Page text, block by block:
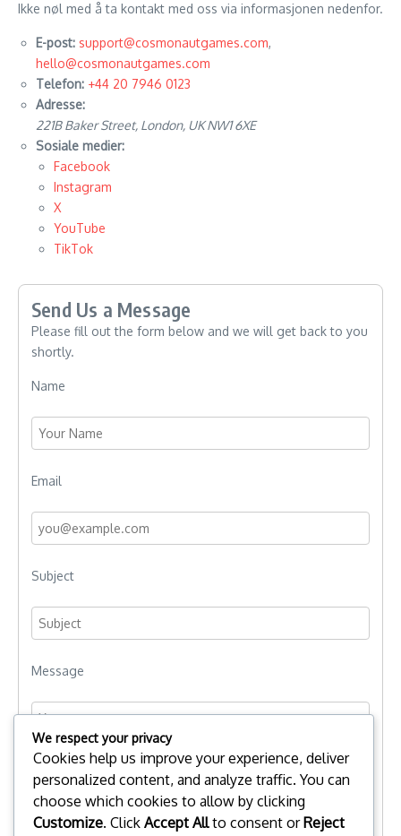
Ikke nøl med å ta kontakt med oss via informasjonen nedenfor.
E-post: support@cosmonautgames.com,
hello@cosmonautgames.com
Telefon: +44 20 7946 0123
Adresse:
221B Baker Street, London, UK NW1 6XE
Sosiale medier:
Facebook
Instagram
X
YouTube
TikTok
Send Us a Message
Please fill out the form below and we will get back to you
shortly.
Name
Email
Subject
Message
We respect your privacy
Cookies help us improve your experience, deliver
personalized content, and analyze traffic. You can
choose which cookies to allow by clicking
Customize. Click Accept Allto consent orReject